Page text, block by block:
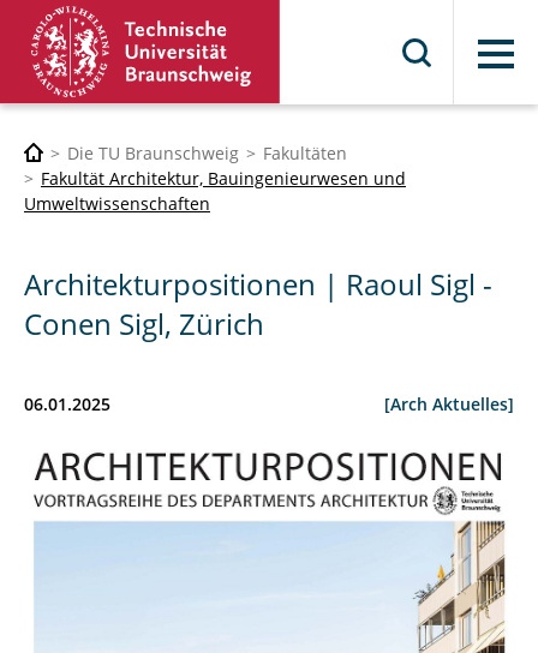
Menü
Die TU Braunschweig
Fakultäten
Fakultät Architektur, Bauingenieurwesen und
Umweltwissenschaften
Architekturpositionen | Raoul Sigl -
Conen Sigl, Zürich
06.01.2025 [Arch Aktuelles]